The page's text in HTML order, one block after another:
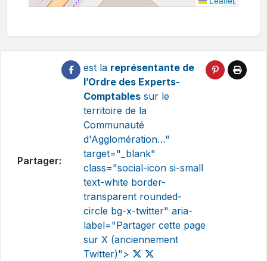
Partager:
est la représentante de
l’Ordre des Experts-
Comptables sur le
territoire de la
Communauté
d'Agglomération…"
target="_blank"
class="social-icon si-small
text-white border-
transparent rounded-
circle bg-x-twitter" aria-
label="Partager cette page
sur X (anciennement
Twitter)">